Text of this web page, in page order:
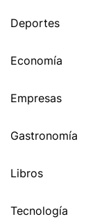
Deportes
Economía
Empresas
Gastronomía
Libros
Tecnología